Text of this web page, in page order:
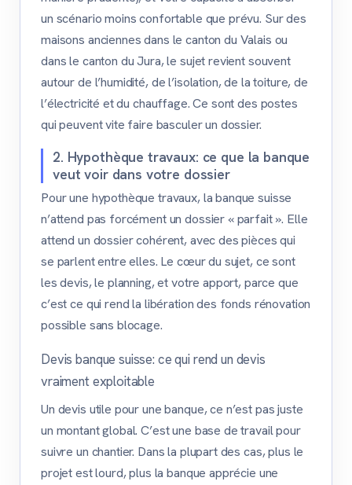
un scénario moins confortable que prévu. Sur des
maisons anciennes dans le canton du Valais ou
dans le canton du Jura, le sujet revient souvent
autour de l’humidité, de l’isolation, de la toiture, de
l’électricité et du chauffage. Ce sont des postes
qui peuvent vite faire basculer un dossier.
2. Hypothèque travaux: ce que la banque
veut voir dans votre dossier
Pour une hypothèque travaux, la banque suisse
n’attend pas forcément un dossier « parfait ». Elle
attend un dossier cohérent, avec des pièces qui
se parlent entre elles. Le cœur du sujet, ce sont
les devis, le planning, et votre apport, parce que
c’est ce qui rend la libération des fonds rénovation
possible sans blocage.
Devis banque suisse: ce qui rend un devis
vraiment exploitable
Un devis utile pour une banque, ce n’est pas juste
un montant global. C’est une base de travail pour
suivre un chantier. Dans la plupart des cas, plus le
projet est lourd, plus la banque apprécie une